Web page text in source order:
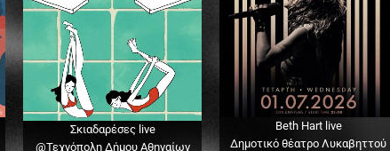
Σκιαδαρέσες live
@Τεχνόπολη Δήμου Αθηναίων
Beth Hart live
Δημοτικό θέατρο Λυκαβηττού